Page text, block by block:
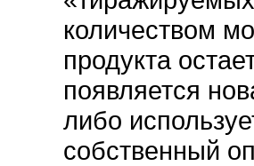
количеством
продукта
появляется
либо
собственный